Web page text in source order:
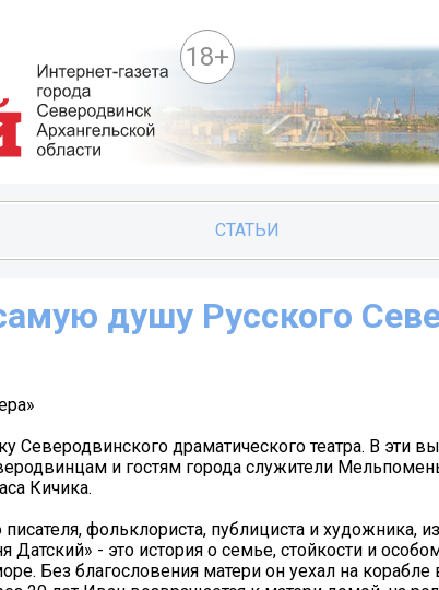
18+
СТАТЬИ
душу Русского
Северодвинского драматического театра. В эти
и гостям города служители
Кичика.
фольклориста, публициста и художника,
- это история о семье, стойкости и
Без благословения матери он уехал на